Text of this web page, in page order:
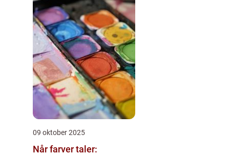
09 oktober 2025
Når farver taler: